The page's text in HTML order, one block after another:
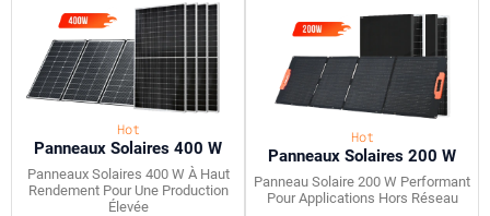
Hot
Panneaux Solaires 400 W
Panneaux Solaires 400 W À Haut
Rendement Pour Une Production
Élevée
Hot
Panneaux Solaires 200 W
Panneau Solaire 200 W Performant
Pour Applications Hors Réseau